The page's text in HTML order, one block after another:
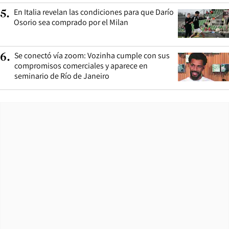
5. En Italia revelan las condiciones para que Darío
Osorio sea comprado por el Milan
6. Se conectó vía zoom: Vozinha cumple con sus
compromisos comerciales y aparece en
seminario de Río de Janeiro